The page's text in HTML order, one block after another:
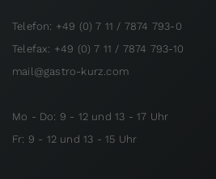
Telefon: +49 (0) 7 11 / 7874 793-0
Telefax: +49 (0) 7 11 / 7874 793-10
mail@gastro-kurz.com
Mo - Do: 9 - 12 und 13 - 17 Uhr
Fr: 9 - 12 und 13 - 15 Uhr